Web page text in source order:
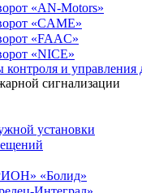
«AN-Motors»
«CAME»
«FAAC»
«NICE»
контроля и управления
сигнализации
установки
«Болид»